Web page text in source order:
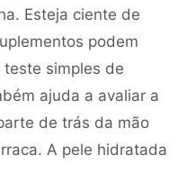
Esteja ciente de
podem
simples de
ajuda a avaliar a
de trás da mão
A pele hidratada